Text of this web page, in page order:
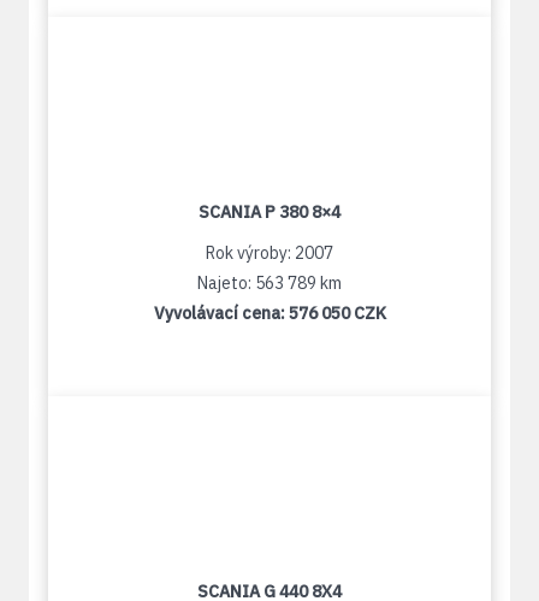
SCANIA P 380 8×4
Rok výroby: 2007
Najeto: 563 789 km
Vyvolávací cena:576 050 CZK
SCANIA G 440 8X4